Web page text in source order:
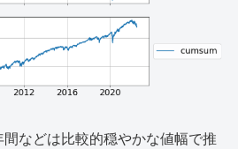
などは比較的穏やかな値幅で推